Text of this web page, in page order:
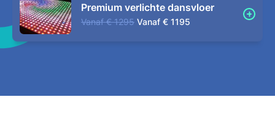
Premium verlichte dansvloer
Vanaf € 1295 Vanaf € 1195